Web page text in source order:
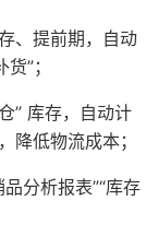
、提前期，自动
”；
” 库存，自动计
降低物流成本；
分析报表”“库存